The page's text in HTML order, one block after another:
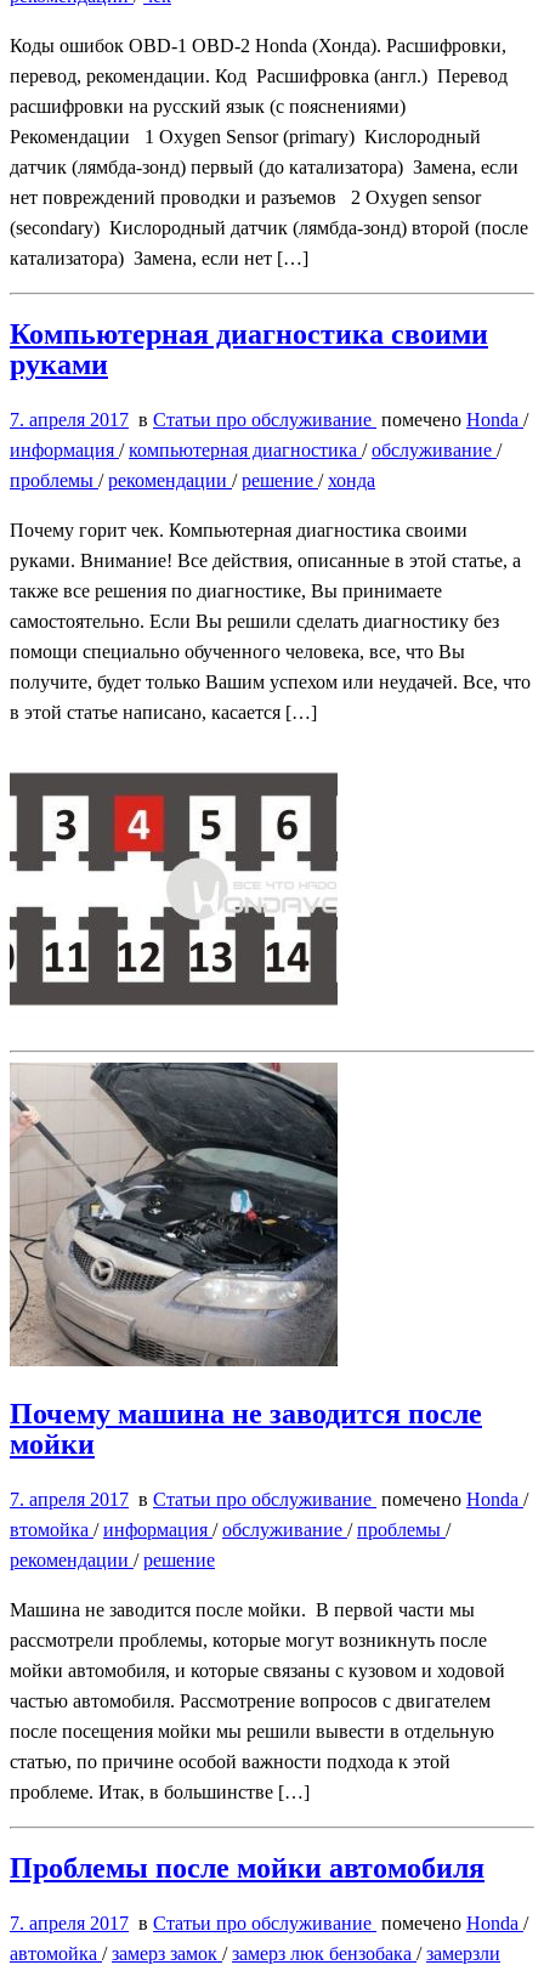
Коды ошибок OBD-1 OBD-2 Honda (Хонда). Расшифровки,
перевод, рекомендации. Код Расшифровка (англ.) Перевод
расшифровки на русский язык (с пояснениями)
Рекомендации 1 Oxygen Sensor (primary) Кислородный
датчик (лямбда-зонд) первый (до катализатора) Замена, если
нет повреждений проводки и разъемов 2 Oxygen sensor
(secondary) Кислородный датчик (лямбда-зонд) второй (после
катализатора) Замена, если нет […]
Компьютерная диагностика своими
руками
7. апреля 2017 в Статьи про обслуживание помечено Honda /
информация /компьютерная диагностика /обслуживание /
проблемы /рекомендации /решение /хонда
Почему горит чек. Компьютерная диагностика своими
руками. Внимание! Все действия, описанные в этой статье, а
также все решения по диагностике, Вы принимаете
самостоятельно. Если Вы решили сделать диагностику без
помощи специально обученного человека, все, что Вы
получите, будет только Вашим успехом или неудачей. Все, что
в этой статье написано, касается […]
Почему машина не заводится после
мойки
7. апреля 2017 в Статьи про обслуживание помечено Honda /
втомойка /информация /обслуживание /проблемы /
рекомендации /решение
Машина не заводится после мойки. В первой части мы
рассмотрели проблемы, которые могут возникнуть после
мойки автомобиля, и которые связаны с кузовом и ходовой
частью автомобиля. Рассмотрение вопросов с двигателем
после посещения мойки мы решили вывести в отдельную
статью, по причине особой важности подхода к этой
проблеме. Итак, в большинстве […]
Проблемы после мойки автомобиля
7. апреля 2017 в Статьи про обслуживание помечено Honda /
автомойка /замерз замок /замерз люк бензобака /замерзли